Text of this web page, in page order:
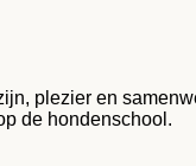
plezier en
de hondenschool.